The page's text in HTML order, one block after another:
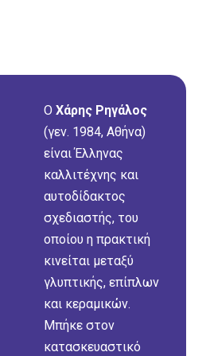
Ο Χάρης Ρηγάλος
(γεν. 1984, Αθήνα)
είναι Έλληνας
καλλιτέχνης και
αυτοδίδακτος
σχεδιαστής, του
οποίου η πρακτική
κινείται μεταξύ
γλυπτικής, επίπλων
και κεραμικών.
Μπήκε στον
κατασκευαστικό